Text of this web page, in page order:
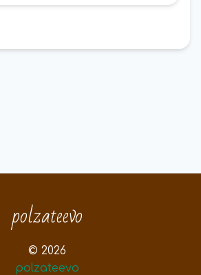
polzateevo
© 2026
polzateevo